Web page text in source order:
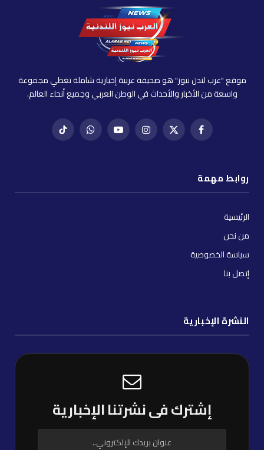
موقع "عرب لندن نيوز" هو صحيفة عربية إخبارية شاملة تغطي مجموعة
واسعة من الأخبار والأحداث في الوطن العربي وجميع أنحاء العالم.
فيسبوكX
إنستغراميوتيوب واتساب تيك
روابط مهمة
الرئيسية
من نحن
سياسة الخصوصية
إتصل بنا
النشرة الإخبارية
إشترك فى نشرتنا الإخبارية